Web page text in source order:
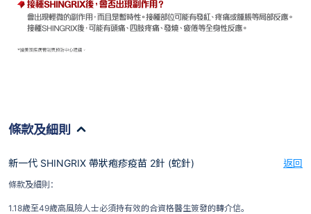
條款及細則
新一代 SHINGRIX 帶狀疱疹疫苗 2針 (蛇針) 返回
條款及細則：
1.18歲至49歲高風險人士必須持有效的合資格醫生簽發的轉介信。